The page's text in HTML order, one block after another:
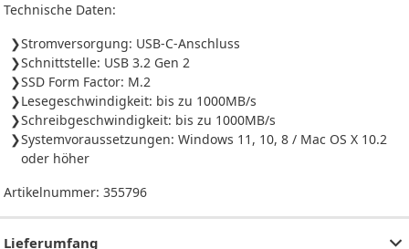
Technische Daten:
Stromversorgung: USB-C-Anschluss
Schnittstelle: USB 3.2 Gen 2
SSD Form Factor: M.2
Lesegeschwindigkeit: bis zu 1000MB/s
Schreibgeschwindigkeit: bis zu 1000MB/s
Systemvoraussetzungen: Windows 11, 10, 8 / Mac OS X 10.2
oder höher
Artikelnummer: 355796
Lieferumfang